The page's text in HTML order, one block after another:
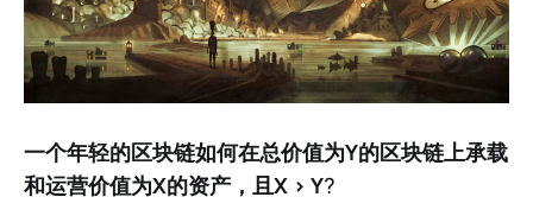
一个年轻的区块链如何在总价值为Y的区块链上承载
和运营价值为X的资产，且X > Y?